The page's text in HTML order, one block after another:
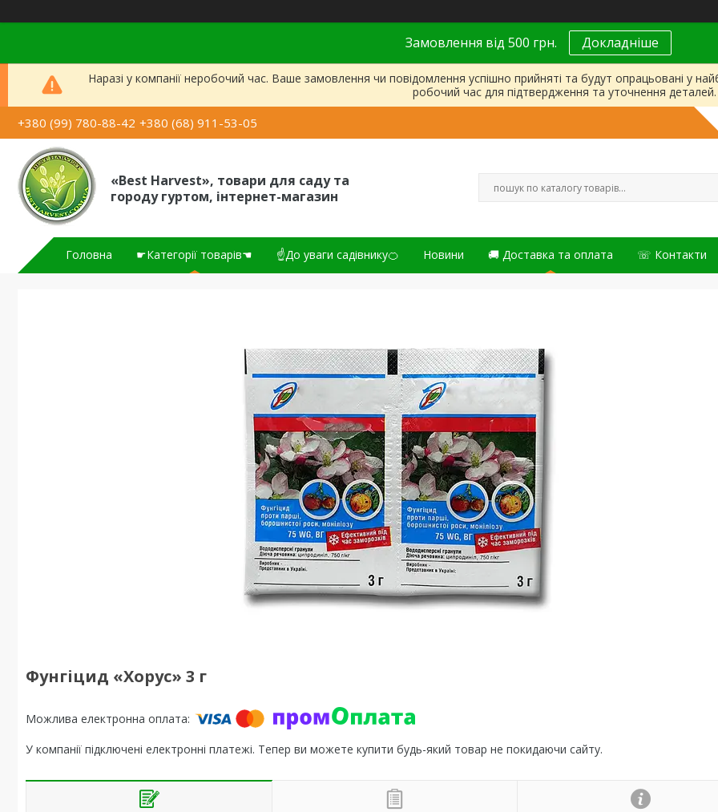
Замовлення від 500 грн. Докладніше
Наразі у компанії неробочий час. Ваше замовлення чи повідомлення успішно прийняті та будут опрацьовані у
робочий час для підтвердження та уточнення деталей.
+380 (99) 780-88-42 +380 (68) 911-53-05
«Best Harvest», товари для саду та
городу гуртом, інтернет-магазин
Головна ☛Категорії товарів☚ ☝До уваги садівнику🍊 Новини 🚚 Доставка та оплата ☏ Контакти
Фунгіцид «Хорус» 3 г
У компанії підключені електронні платежі. Тепер ви можете купити будь-який товар не покидаючи сайту.